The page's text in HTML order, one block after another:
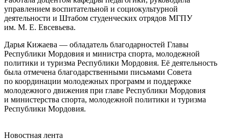
управлением воспитательной и социокультурной
деятельности и Штабом студенческих отрядов МГПУ
им. М. Е. Евсевьева.
Дарья Кижаева — обладатель благодарностей Главы
Республики Мордовия и министра спорта, молодежной
политики и туризма Республики Мордовия. Её деятельность
была отмечена благодарственными письмами Совета
по координации молодежных программ и поддержке
молодежного движения при главе Республики Мордовия
и министерства спорта, молодежной политики и туризма
Республики Мордовия.
Новостная лента